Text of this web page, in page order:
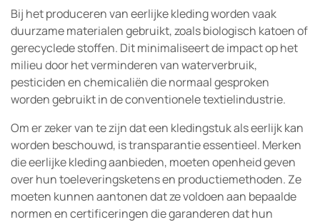
Bij het produceren van eerlijke kleding worden vaak
duurzame materialen gebruikt, zoals biologisch katoen of
gerecyclede stoffen. Dit minimaliseert de impact op het
milieu door het verminderen van waterverbruik,
pesticiden en chemicaliën die normaal gesproken
worden gebruikt in de conventionele textielindustrie.
Om er zeker van te zijn dat een kledingstuk als eerlijk kan
worden beschouwd, is transparantie essentieel. Merken
die eerlijke kleding aanbieden, moeten openheid geven
over hun toeleveringsketens en productiemethoden. Ze
moeten kunnen aantonen dat ze voldoen aan bepaalde
normen en certificeringen die garanderen dat hun